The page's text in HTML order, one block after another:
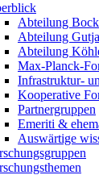
Abteilung Bock
Abteilung
Abteilung
Max-Planck-
Infrastruktur-
Kooperative
Partnergruppen
Emeriti &
Auswärtige